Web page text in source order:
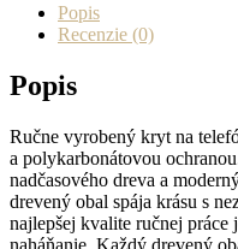
živicou
iPhone
17
Air
Planéty
-
Saturn
Popis
Recenzie (0)
Popis
Ručne vyrobený kryt na
a polykarbonátovou
nadčasového dreva a
drevený obal spája krásu s
najlepšej kvalite ručnej práce
naháňanie. Každý drevený